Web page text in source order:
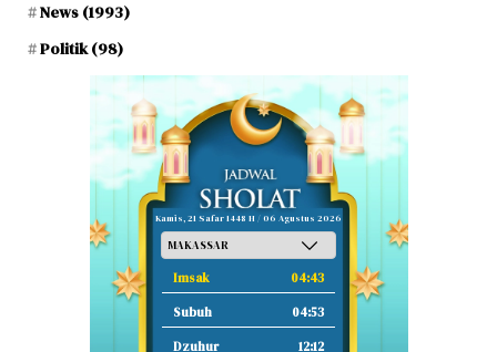
News (1993)
Politik(98)
Kamis, 21 Safar 1448 H / 06 Agustus 2026
Imsak 04:43
Subuh 04:53
Dzuhur 12:12